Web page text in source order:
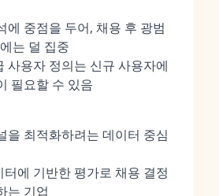
에 중점을 두어, 채용 후 광범
는 덜 집중
사용자 정의는 신규 사용자에
필요할 수 있음
을 최적화하려는 데이터 중심
에 기반한 평가로 채용 결정
는 기업